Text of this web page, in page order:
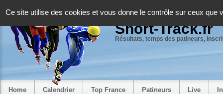
Ce site utilise des cookies et vous donne le contrôle sur ceux que
Short-Track.fr
Résultats, temps des patineurs,
Home Calendrier Top France Patineurs Live